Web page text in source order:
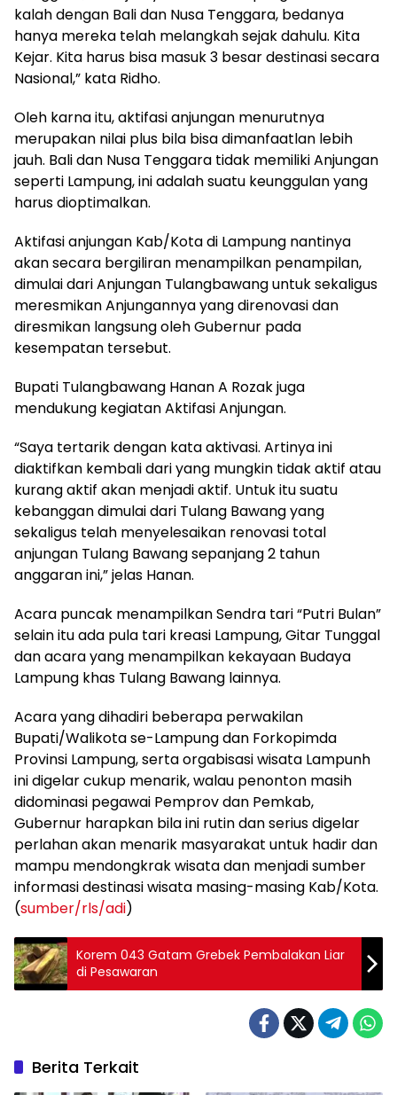
kalah dengan Bali dan Nusa Tenggara, bedanya
hanya mereka telah melangkah sejak dahulu. Kita
Kejar. Kita harus bisa masuk 3 besar destinasi secara
Nasional,” kata Ridho.
Oleh karna itu, aktifasi anjungan menurutnya
merupakan nilai plus bila bisa dimanfaatlan lebih
jauh. Bali dan Nusa Tenggara tidak memiliki Anjungan
seperti Lampung, ini adalah suatu keunggulan yang
harus dioptimalkan.
Aktifasi anjungan Kab/Kota di Lampung nantinya
akan secara bergiliran menampilkan penampilan,
dimulai dari Anjungan Tulangbawang untuk sekaligus
meresmikan Anjungannya yang direnovasi dan
diresmikan langsung oleh Gubernur pada
kesempatan tersebut.
Bupati Tulangbawang Hanan A Rozak juga
mendukung kegiatan Aktifasi Anjungan.
“Saya tertarik dengan kata aktivasi. Artinya ini
diaktifkan kembali dari yang mungkin tidak aktif atau
kurang aktif akan menjadi aktif. Untuk itu suatu
kebanggan dimulai dari Tulang Bawang yang
sekaligus telah menyelesaikan renovasi total
anjungan Tulang Bawang sepanjang 2 tahun
anggaran ini,” jelas Hanan.
Acara puncak menampilkan Sendra tari “Putri Bulan”
selain itu ada pula tari kreasi Lampung, Gitar Tunggal
dan acara yang menampilkan kekayaan Budaya
Lampung khas Tulang Bawang lainnya.
Acara yang dihadiri beberapa perwakilan
Bupati/Walikota se-Lampung dan Forkopimda
Provinsi Lampung, serta orgabisasi wisata Lampunh
ini digelar cukup menarik, walau penonton masih
didominasi pegawai Pemprov dan Pemkab,
Gubernur harapkan bila ini rutin dan serius digelar
perlahan akan menarik masyarakat untuk hadir dan
mampu mendongkrak wisata dan menjadi sumber
informasi destinasi wisata masing-masing Kab/Kota.
(sumber/rls/adi)
Korem 043 Gatam Grebek Pembalakan Liar
di Pesawaran
Berita Terkait